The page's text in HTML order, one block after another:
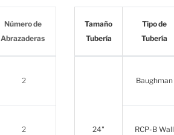
Número de
Abrazaderas
2
2
Tamaño
Tubería
Tipo de
Tubería
24"
Baughman
RCP-B Wall